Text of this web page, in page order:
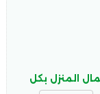
المنزل بكل